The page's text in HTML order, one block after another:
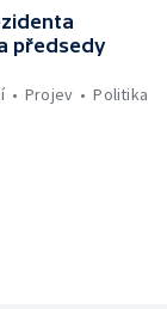
předsedy
Projev Politika